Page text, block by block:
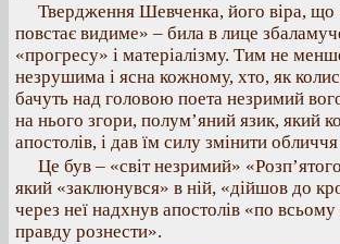
Твердження Шевченка, його віра, що
повстає видиме» – била в лице
«прогресу» і матеріалізму. Тим не
незрушима і ясна кожному, хто, як
бачуть над головою поета незримий
на нього згори, полум’яний язик, який
апостолів, і дав їм силу змінити
Це був – «світ незримий»
який «заклюнувся» в ній, «дійшов до
через неї надхнув апостолів «по всьому
правду рознести».